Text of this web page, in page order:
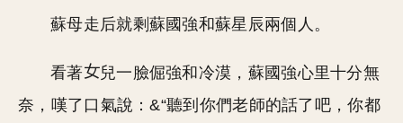
蘇母走后就剩蘇國強和蘇星辰兩個人。
看著
兒一臉倔強和冷漠，蘇國強心里十分無
奈，嘆了口氣說：&“聽到你們老師的話了吧，你都